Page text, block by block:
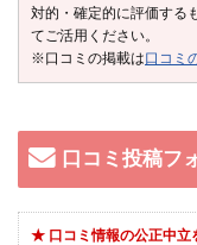
対的・確定的に評価する
てご活用ください。
※口コミの掲載は口コミ
口コミ投稿フ
★ 口コミ情報の公正中立